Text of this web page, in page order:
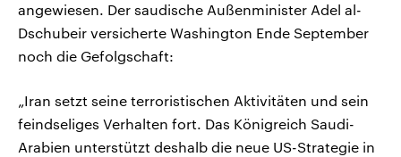
angewiesen. Der saudische Außenminister Adel al-
Dschubeir versicherte Washington Ende September
noch die Gefolgschaft:
„Iran setzt seine terroristischen Aktivitäten und sein
feindseliges Verhalten fort. Das Königreich Saudi-
Arabien unterstützt deshalb die neue US-Strategie in